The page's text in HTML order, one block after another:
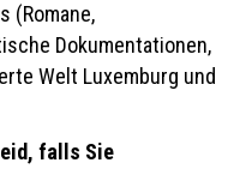
(Romane,
Dokumentationen,
Welt Luxemburg und
falls Sie